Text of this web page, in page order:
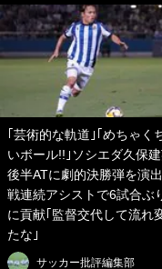
｢芸術的な軌道｣｢めちゃく
いボール!!｣ソシエダ久保
後半ATに劇的決勝弾を演
戦連続アシストで6試合ぶ
に貢献｢監督交代して流れ
たな｣
サッカー批評編集部